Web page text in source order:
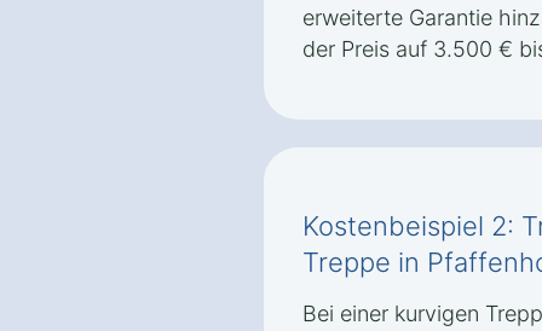
erweiterte Garantie
der Preis auf 3.500 €
Kostenbeispiel 2:
Treppe in
Bei einer kurvigen